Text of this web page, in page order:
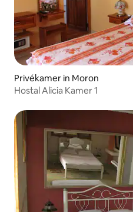
Privékamer in Moron
Hostal Alicia Kamer 1